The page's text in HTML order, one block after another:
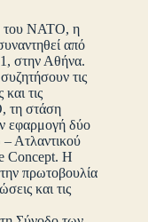
του ΝΑΤΟ, η
από
στην Αθήνα.
τις
και τις
τη στάση
εφαρμογή δύο
Ατλαντικού
Concept. Η
πρωτοβουλία
και τις